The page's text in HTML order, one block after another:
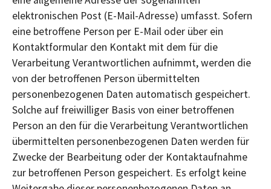
elektronischen Post (E-Mail-Adresse) umfasst. Sofern
eine betroffene Person per E-Mail oder über ein
Kontaktformular den Kontakt mit dem für die
Verarbeitung Verantwortlichen aufnimmt, werden die
von der betroffenen Person übermittelten
personenbezogenen Daten automatisch gespeichert.
Solche auf freiwilliger Basis von einer betroffenen
Person an den für die Verarbeitung Verantwortlichen
übermittelten personenbezogenen Daten werden für
Zwecke der Bearbeitung oder der Kontaktaufnahme
zur betroffenen Person gespeichert. Es erfolgt keine